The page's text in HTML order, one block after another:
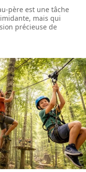
père est une tâche
mais qui
précieuse de